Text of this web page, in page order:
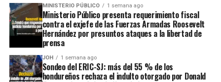
MINISTERIO PÚBLICO 1 semana ago
Ministerio Público presenta requerimiento fiscal
contra el exjefe de las Fuerzas Armadas Roosevelt
Hernández por presuntos ataques a la libertad de
prensa
JOH 1 semana ago
Sondeo del ERIC-SJ: más del 55 % de los
hondureños rechaza el indulto otorgado por Donald